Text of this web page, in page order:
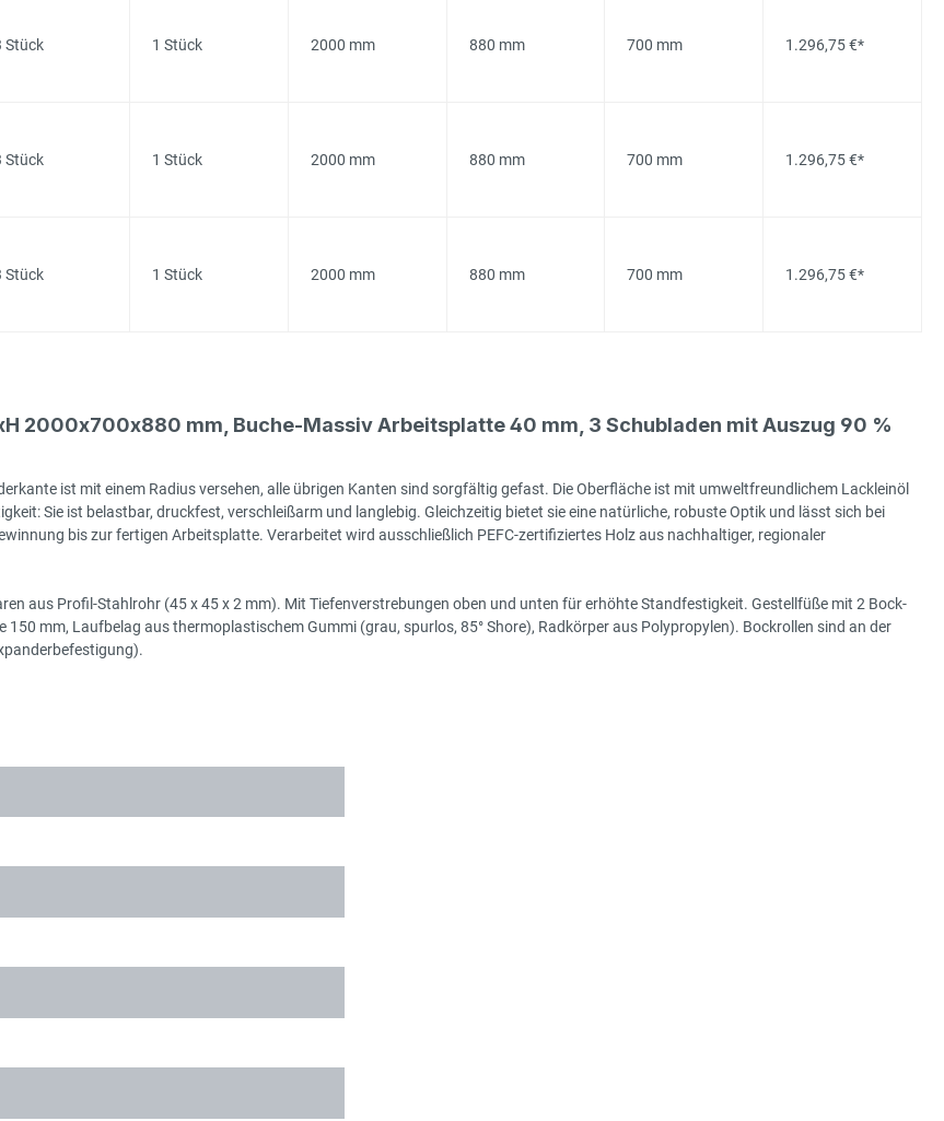
Stück 1 Stück 2000 mm 880 mm 700 mm 1.296,75 €*
Stück 1 Stück 2000 mm 880 mm 700 mm 1.296,75 €*
Stück 1 Stück 2000 mm 880 mm 700 mm 1.296,75 €*
2000x700x880 mm, Buche-Massiv Arbeitsplatte 40 mm, 3 Schubladen mit Auszug 90 %
ist mit einem Radius versehen, alle übrigen Kanten sind sorgfältig gefast. Die Oberfläche ist mit umweltfreundlichem Lackleinöl
Sie ist belastbar, druckfest, verschleißarm und langlebig. Gleichzeitig bietet sie eine natürliche, robuste Optik und lässt sich bei
bis zur fertigen Arbeitsplatte. Verarbeitet wird ausschließlich PEFC-zertifiziertes Holz aus nachhaltiger, regionaler
aus Profil-Stahlrohr (45 x 45 x 2 mm). Mit Tiefenverstrebungen oben und unten für erhöhte Standfestigkeit. Gestellfüße mit 2 Bock-
mm, Laufbelag aus thermoplastischem Gummi (grau, spurlos, 85° Shore), Radkörper aus Polypropylen). Bockrollen sind an der